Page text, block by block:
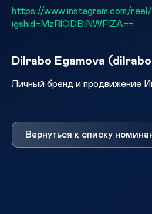
https://www.instagram.com/
igshid=MzRlODBiNWFlZA==
Dilrabo Egamova
Личный бренд и продвижение
Вернуться к списку